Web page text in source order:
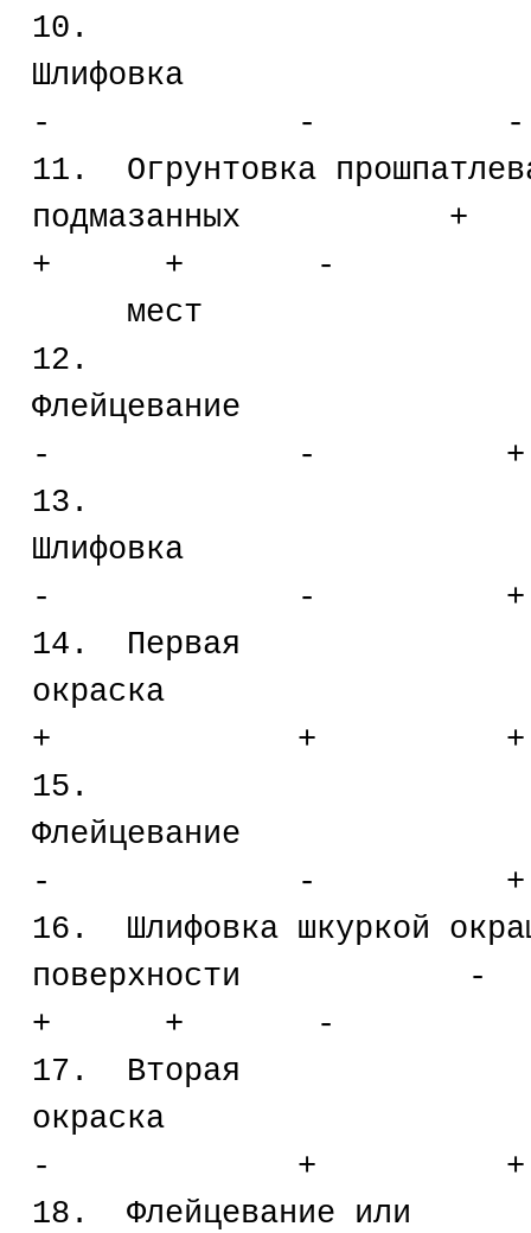
10.
- - -
11. Огрунтовка
+ + -
мест
12.
- - +
13.
- - +
14. Первая
+ + +
15.
- - +
16. Шлифовка шкуркой
+ + -
17. Вторая
- + +
18. Флейцевание или